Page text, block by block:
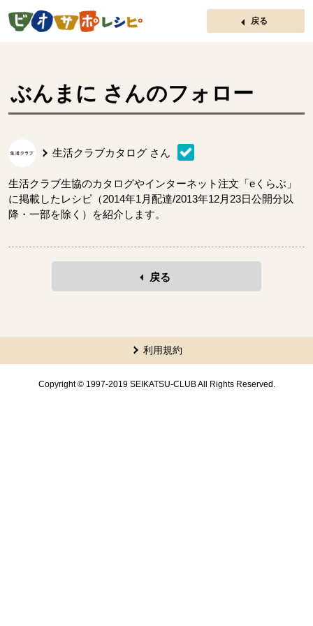
ページの先頭です。
戻る
ぶんまに さんのフォロー
生活クラブカタログ さん
生活クラブ生協のカタログやインターネット注文「eくらぶ」
に掲載したレシピ（2014年1月配達/2013年12月23日公開分以
降・一部を除く）を紹介します。
戻る
ここから共通フッターメニューです。
利用規約
Copyright © 1997-2019 SEIKATSU-CLUB All Rights Reserved.